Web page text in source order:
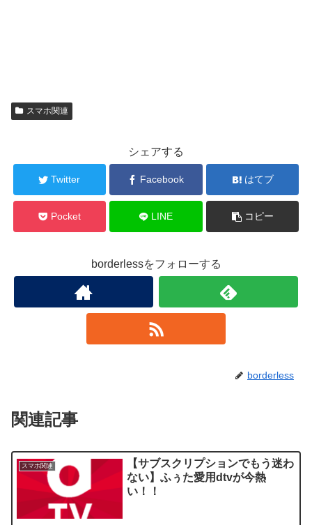
スマホ関連
シェアする
Twitter Facebook はてブ
Pocket LINE コピー
borderlessをフォローする
borderless
関連記事
スマホ関連
【サブスクリプションでもう迷わ
ない】ふぅた愛用dtvが今熱
い！！